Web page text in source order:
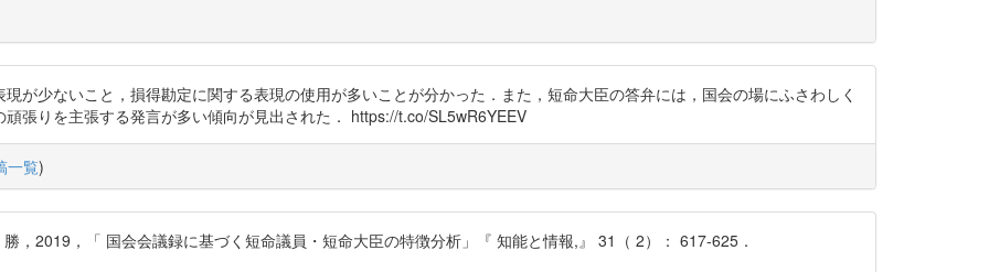
が少ないこと，損得勘定に関する表現の使用が多いことが分かった．また，短命大臣の答弁には，国会の場にふさわしく
張りを主張する発言が多い傾向が見出された． https://t.co/SL5wR6YEEV
一覧)
，2019，「 国会会議録に基づく短命議員・短命大臣の特徴分析」『 知能と情報,』 31（ 2）： 617-625．